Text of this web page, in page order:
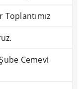
Cemevi